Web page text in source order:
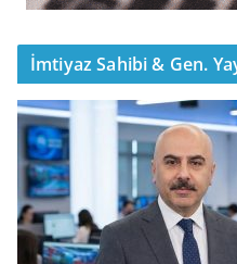
İmtiyaz Sahibi & Gen.